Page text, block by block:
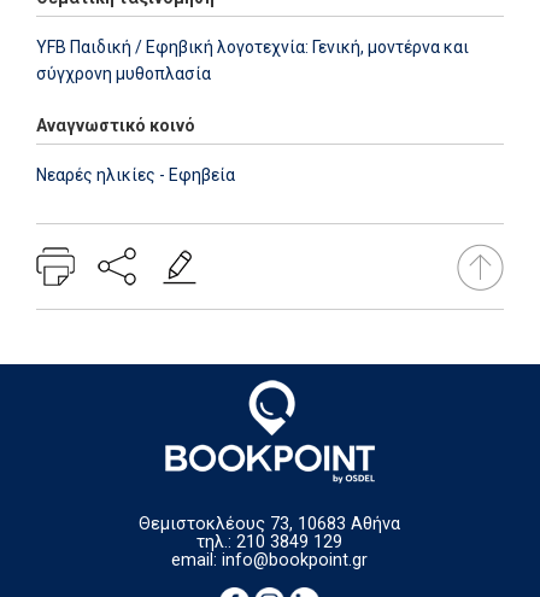
YFB Παιδική / Εφηβική λογοτεχνία: Γενική, μοντέρνα και
σύγχρονη μυθοπλασία
Αναγνωστικό κοινό
Νεαρές ηλικίες - Εφηβεία
Θεμιστοκλέους 73, 10683 Αθήνα
τηλ.: 210 3849 129
email:info@bookpoint.gr